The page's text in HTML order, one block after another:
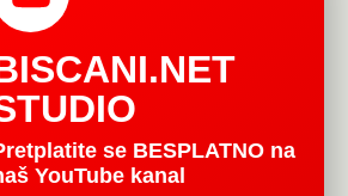
se BESPLATNO na
YouTube kanal